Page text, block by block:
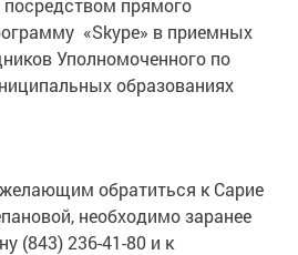
посредством прямого
«Skype» в приемных
Уполномоченного по
образованиях
обратиться к Сарие
необходимо заранее
(843) 236-41-80 и к